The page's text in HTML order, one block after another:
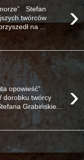
›
Stefan
twórców
na ...
›
opowieść”
dorobku twórcy
Grabińskie...